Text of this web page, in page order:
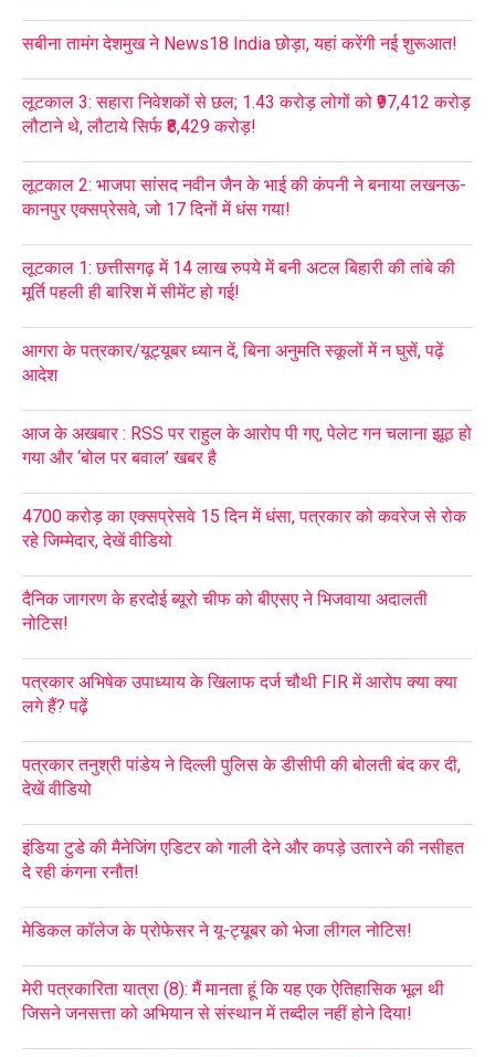
सबीना तामंग देशमुख ने News18 India छोड़ा, यहां करेंगी नई शुरूआत!
लूटकाल 3: सहारा निवेशकों से छल; 1.43 करोड़ लोगों को ₹97,412 करोड़
लौटाने थे, लौटाये सिर्फ ₹8,429 करोड़!
लूटकाल 2: भाजपा सांसद नवीन जैन के भाई की कंपनी ने बनाया लखनऊ-
कानपुर एक्सप्रेसवे, जो 17 दिनों में धंस गया!
लूटकाल 1: छत्तीसगढ़ में 14 लाख रुपये में बनी अटल बिहारी की तांबे की
मूर्ति पहली ही बारिश में सीमेंट हो गई!
आगरा के पत्रकार/यूट्यूबर ध्यान दें, बिना अनुमति स्कूलों में न घुसें, पढ़ें
आदेश
आज के अखबार : RSS पर राहुल के आरोप पी गए, पेलेट गन चलाना झूठ हो
गया और ‘बोल पर बवाल’ खबर है
4700 करोड़ का एक्सप्रेसवे 15 दिन में धंसा, पत्रकार को कवरेज से रोक
रहे जिम्मेदार, देखें वीडियो
दैनिक जागरण के हरदोई ब्यूरो चीफ को बीएसए ने भिजवाया अदालती
नोटिस!
पत्रकार अभिषेक उपाध्याय के खिलाफ दर्ज चौथी FIR में आरोप क्या क्या
लगे हैं? पढ़ें
पत्रकार तनुश्री पांडेय ने दिल्ली पुलिस के डीसीपी की बोलती बंद कर दी,
देखें वीडियो
इंडिया टुडे की मैनेजिंग एडिटर को गाली देने और कपड़े उतारने की नसीहत
दे रही कंगना रनौत!
मेडिकल कॉलेज के प्रोफेसर ने यू-ट्यूबर को भेजा लीगल नोटिस!
मेरी पत्रकारिता यात्रा (8): मैं मानता हूं कि यह एक ऐतिहासिक भूल थी
जिसने जनसत्ता को अभियान से संस्थान में तब्दील नहीं होने दिया!